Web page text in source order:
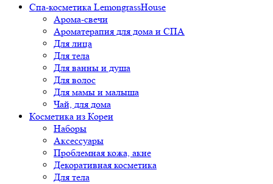
Спа-косметика LemongrassHouse
Арома-свечи
Ароматерапия для дома и СПА
Для лица
Для тела
Для ванны и душа
Для волос
Для мамы и малыша
Чай, для дома
Косметика из Кореи
Наборы
Аксессуары
Проблемная кожа, акне
Декоративная косметика
Для тела